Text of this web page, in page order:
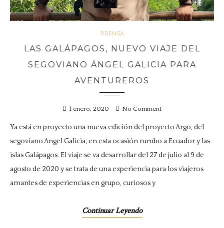
PRENSA
LAS GALÁPAGOS, NUEVO VIAJE DEL
SEGOVIANO ÁNGEL GALICIA PARA
AVENTUREROS
1 enero, 2020 No Comment
Ya está en proyecto una nueva edición del proyecto Argo, del
segoviano Angel Galicia, en esta ocasión rumbo a Ecuador y las
islas Galápagos. El viaje se va desarrollar del 27 de julio al 9 de
agosto de 2020 y se trata de una experiencia para los viajeros
amantes de experiencias en grupo, curiosos y
Continuar Leyendo